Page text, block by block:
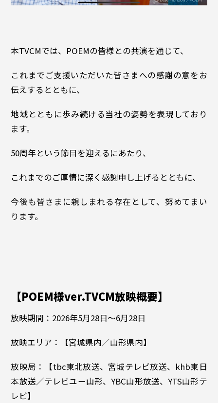
本TVCMでは、POEMの皆様との共演を通じて、
これまでご支援いただいた皆さまへの感謝の意をお
伝えするとともに、
地域とともに歩み続ける当社の姿勢を表現しており
ます。
50周年という節目を迎えるにあたり、
これまでのご厚情に深く感謝申し上げるとともに、
今後も皆さまに親しまれる存在として、努めてまい
ります。
【POEM様ver.TVCM放映概要】
放映期間：2026年5月28日～6月28日
放映エリア：【宮城県内／山形県内】
放映局：【tbc東北放送、宮城テレビ放送、khb東日
本放送／テレビユー山形、YBC山形放送、YTS山形テ
レビ】